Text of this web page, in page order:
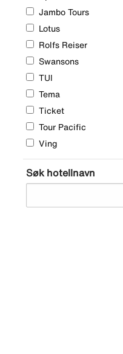
Jambo Tours
Lotus
Rolfs Reiser
Swansons
TUI
Tema
Ticket
Tour Pacific
Ving
Søk hotellnavn